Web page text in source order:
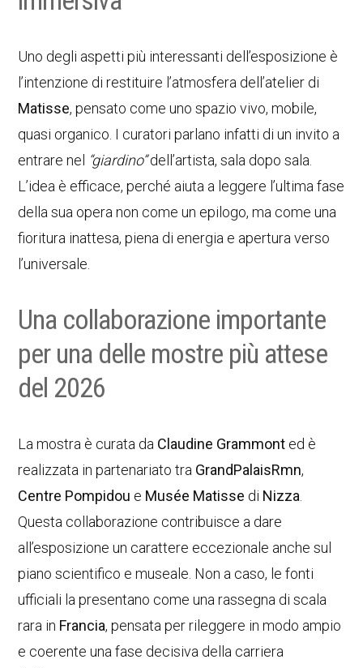
Uno degli aspetti più interessanti dell’esposizione è
l’intenzione di restituire l’atmosfera dell’atelier di
Matisse, pensato come uno spazio vivo, mobile,
quasi organico. I curatori parlano infatti di un invito a
entrare nel “giardino”dell’artista, sala dopo sala.
L’idea è efficace, perché aiuta a leggere l’ultima fase
della sua opera non come un epilogo, ma come una
fioritura inattesa, piena di energia e apertura verso
l’universale.
Una collaborazione importante
per una delle mostre più attese
del 2026
La mostra è curata da Claudine Grammont ed è
realizzata in partenariato tra GrandPalaisRmn,
Centre Pompidou e Musée Matisse di Nizza
Questa collaborazione contribuisce a dare
all’esposizione un carattere eccezionale anche sul
piano scientifico e museale. Non a caso, le fonti
ufficiali la presentano come una rassegna di scala
rara in Francia, pensata per rileggere in modo ampio
e coerente una fase decisiva della carriera